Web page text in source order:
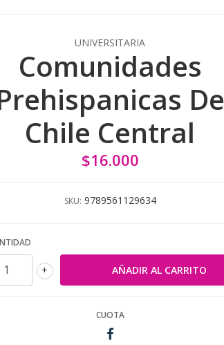
UNIVERSITARIA
Comunidades
De
Chile Central
$16.000
SKU: 9789561129634
+
CUOTA